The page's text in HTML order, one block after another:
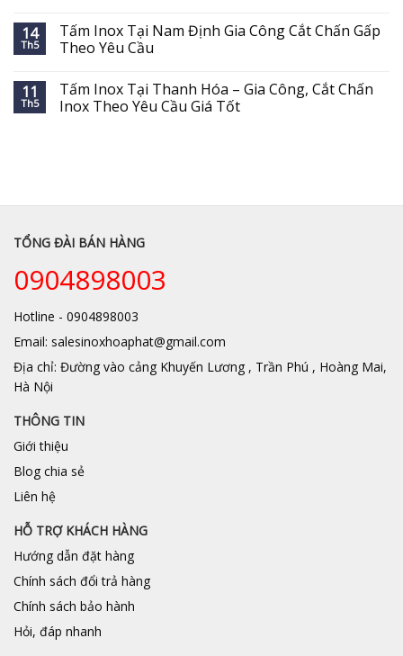
14
Th5
Tấm Inox Tại Nam Định Gia Công Cắt Chấn Gấp
Theo Yêu Cầu
11
Th5
Tấm Inox Tại Thanh Hóa – Gia Công, Cắt Chấn
Inox Theo Yêu Cầu Giá Tốt
TỔNG ĐÀI BÁN HÀNG
0904898003
Hotline - 0904898003
Email: salesinoxhoaphat@gmail.com
Địa chỉ: Đường vào cảng Khuyến Lương , Trần Phú , Hoàng Mai,
Hà Nội
THÔNG TIN
Giới thiệu
Blog chia sẻ
Liên hệ
HỖ TRỢ KHÁCH HÀNG
Hướng dẫn đặt hàng
Chính sách đổi trả hàng
Chính sách bảo hành
Hỏi, đáp nhanh